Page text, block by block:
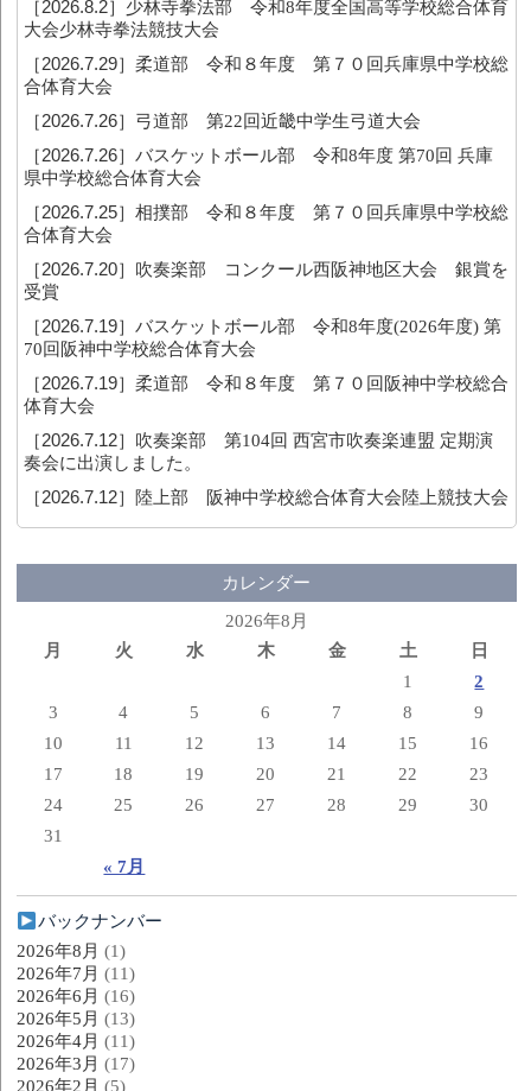
［2026.8.2］ 少林寺拳法部 令和8年度全国高等学校総合体育
大会少林寺拳法競技大会
［2026.7.29］柔道部 令和８年度 第７０回兵庫県中学校総
合体育大会
［2026.7.26］ 弓道部 第22回近畿中学生弓道大会
［2026.7.26］バスケットボール部 令和8年度 第70回 兵庫
県中学校総合体育大会
［2026.7.25］相撲部 令和８年度 第７０回兵庫県中学校総
合体育大会
［2026.7.20］ 吹奏楽部 コンクール西阪神地区大会 銀賞を
受賞
［2026.7.19］バスケットボール部 令和8年度(2026年度) 第
70回阪神中学校総合体育大会
［2026.7.19］柔道部 令和８年度 第７０回阪神中学校総合
体育大会
［2026.7.12］ 吹奏楽部 第104回 西宮市吹奏楽連盟 定期演
奏会に出演しました。
［2026.7.12］ 陸上部 阪神中学校総合体育大会陸上競技大会
カレンダー
2026年8月
月
火 水 木 金 土 日
« 7月
1
2
3
4 5 6 7 8
9
10
11 12 13 14 15
16
17
18 19 20 21 22
23
24
25 26 27 28 29
30
31
バックナンバー
2026年8月 (1)
2026年7月 (11)
2026年6月 (16)
2026年5月 (13)
2026年4月 (11)
2026年3月 (17)
2026年2月 (5)